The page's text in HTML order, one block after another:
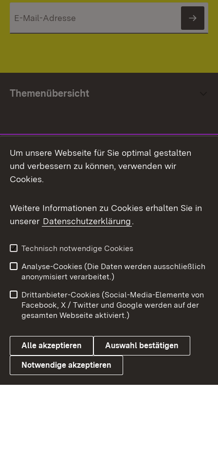
Themenübersicht
Facebook
X / Twitter
Youtube
Link zum Landesportal
Impressum
Kontakt
Barrierefreiheit
Datenschutz
Cookies
Um unsere Webseite für Sie optimal gestalten
und verbessern zu können, verwenden wir
Cookies.
Weitere Informationen zu Cookies erhalten Sie in
unserer Datenschutzerklärung.
Technisch notwendige Cookies
Analyse-Cookies (Die Daten werden ausschließlich
anonymisiert verarbeitet.)
Drittanbieter-Cookies (Social-Media-Elemente von
Facebook, X / Twitter und Google werden auf der
gesamten Webseite aktiviert.)
Alle akzeptieren Auswahl bestätigen
Notwendige akzeptieren